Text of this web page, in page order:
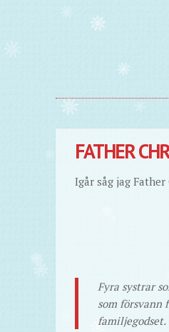
FATHER
Igår såg jag
Fyra systrar
som försvann
familjegodset.